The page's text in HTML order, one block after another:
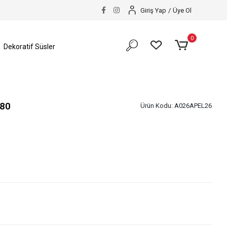
Giriş Yap / Üye Ol
Dekoratif Süsler
0
Ürün Kodu: A026APEL26